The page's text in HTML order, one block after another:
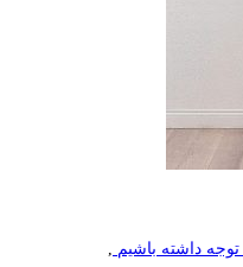
توجه داشته باشیم